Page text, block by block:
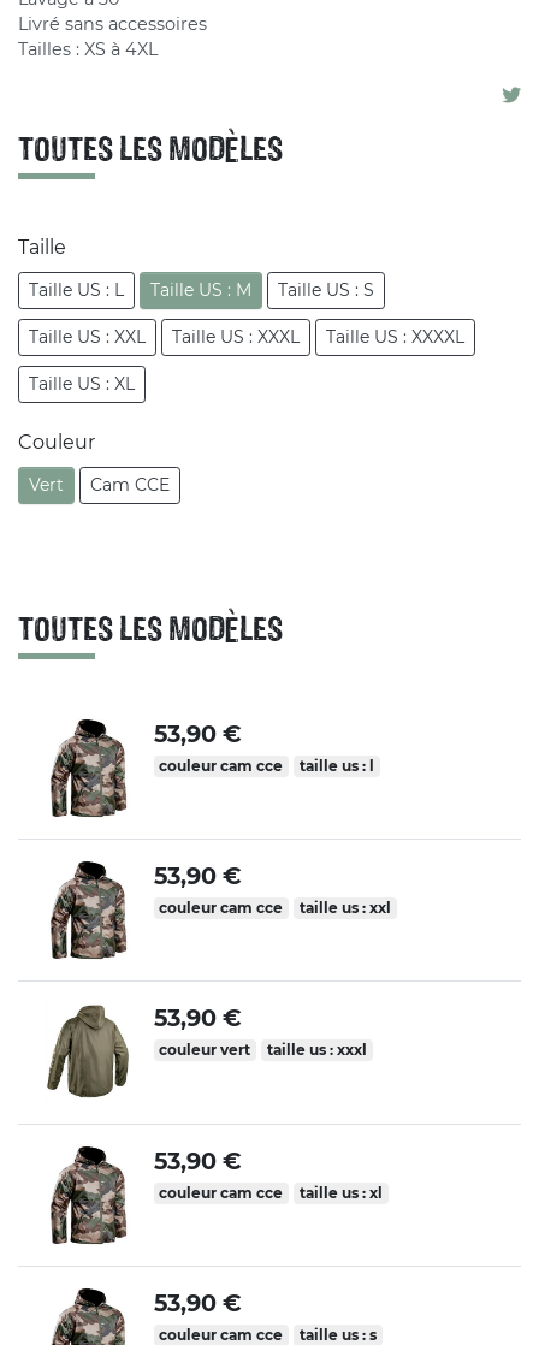
Livré sans accessoires
Tailles : XS à 4XL
TOUTES LES MODÈLES
Taille
Taille US : L Taille US : M Taille US : S
Taille US : XXL Taille US : XXXL Taille US : XXXXL
Taille US : XL
Couleur
Vert Cam CCE
TOUTES LES MODÈLES
53,90 €
couleur cam cce taille us : l
53,90 €
couleur cam cce taille us : xxl
53,90 €
couleur vert taille us : xxxl
53,90 €
couleur cam cce taille us : xl
53,90 €
couleur cam cce taille us : s